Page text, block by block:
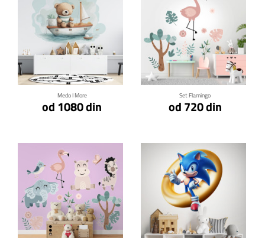
Medo I More
od 1080 din
Klikni za detalje
Set Flamingo
od 720 din
Klikni za detalje
Klikni za detalje Klikni za detalje